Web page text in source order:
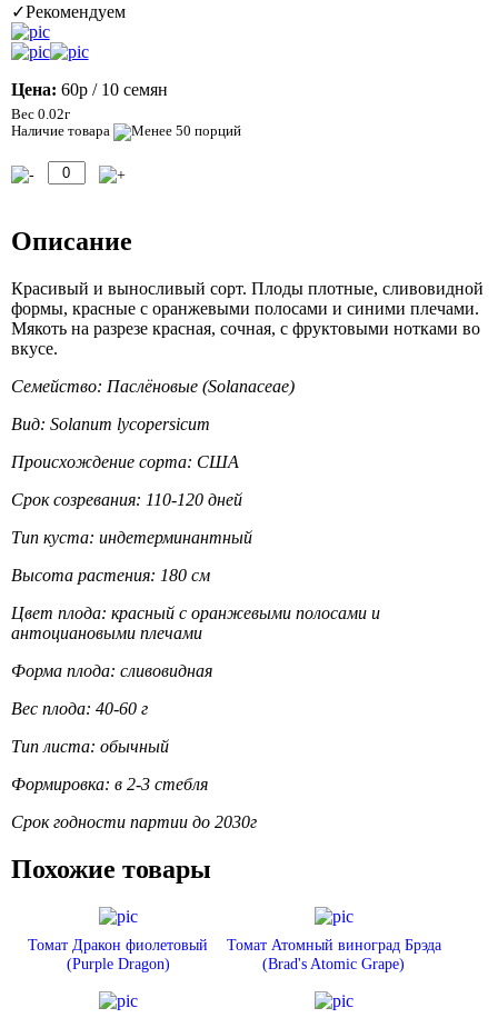
✓Рекомендуем
Цена: 60р / 10 семян
Вес 0.02г
Наличие товара
Описание
Красивый и выносливый сорт. Плоды плотные, сливовидной
формы, красные с оранжевыми полосами и синими плечами.
Мякоть на разрезе красная, сочная, с фруктовыми нотками во
вкусе.
Семейство: Паслёновые (Solanaceae)
Вид: Solanum lycopersicum
Происхождение сорта: США
Срок созревания: 110-120 дней
Тип куста: индетерминантный
Высота растения: 180 см
Цвет плода: красный с оранжевыми полосами и
антоциановыми плечами
Форма плода: сливовидная
Вес плода: 40-60 г
Тип листа: обычный
Формировка: в 2-3 стебля
Срок годности партии до 2030г
Похожие товары
Томат Дракон фиолетовый
(Purple Dragon)
Томат Атомный виноград Брэда
(Brad's Atomic Grape)